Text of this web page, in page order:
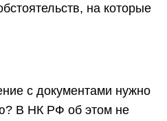
на которые
с документами нужно
В НК РФ об этом не